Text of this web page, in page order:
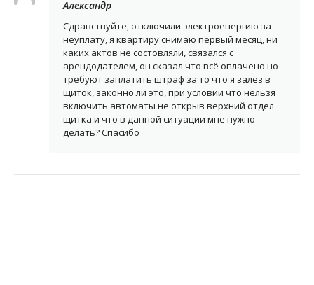
Александр
Сдравствуйте, отключили электроенергию за
неуплату, я квартиру снимаю первый месяц, ни
каких актов не состовляли, связался с
арендодателем, он сказал что всё оплачено но
требуют заплатить штраф за то что я залез в
щиток, законно ли это, при условии что нельзя
включить автоматы не открыв верхний отдел
щитка и что в данной ситуации мне нужно
делать? Спасибо